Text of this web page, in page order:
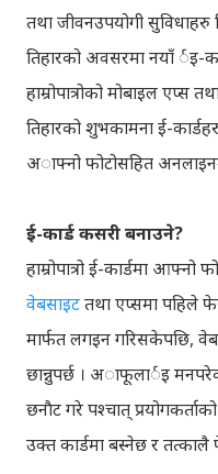
तथा जीवनउपयोगी सुविधाहरु
तिहारको अवसरमा नयाँ र्इ-
हाम्रोपात्रोको मोबाइल एप्स
तिहारको शुभकामना ई-
अाफ्नो फोटोसहित
ई-कार्ड कसरी बनाउने?
हाम्रोपात्रो ई-कार्डमा आफ्नो
वेबसाइटतथा एप्समा पहिले
मार्फत लगइन गरिसकेपछि,
छान्नुपर्छ । अाफूलार्इ
छनाैट गरे पश्चात्
उक्त कार्डमा बस्नेछ र